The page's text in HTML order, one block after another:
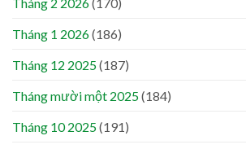
Tháng 2 2026(170)
Tháng 1 2026(186)
Tháng 12 2025(187)
Tháng mười một 2025(184)
Tháng 10 2025(191)